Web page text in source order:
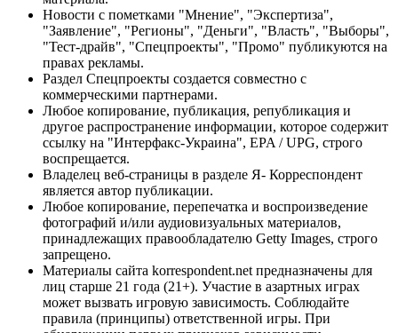
Новости с пометками "Мнение", "Экспертиза",
"Заявление", "Регионы", "Деньги", "Власть", "Выборы",
"Тест-драйв", "Спецпроекты", "Промо" публикуются на
правах рекламы.
Раздел Спецпроекты создается совместно с
коммерческими партнерами.
Любое копирование, публикация, републикация и
другое распространение информации, которое содержит
ссылку на "Интерфакс-Украина", EPA / UPG, строго
воспрещается.
Владелец веб-страницы в разделе Я- Корреспондент
является автор публикации.
Любое копирование, перепечатка и воспроизведение
фотографий и/или аудиовизуальных материалов,
принадлежащих правообладателю Getty Images, строго
запрещено.
Материалы сайта korrespondent.net предназначены для
лиц старше 21 года (21+). Участие в азартных играх
может вызвать игровую зависимость. Соблюдайте
правила (принципы) ответственной игры. При